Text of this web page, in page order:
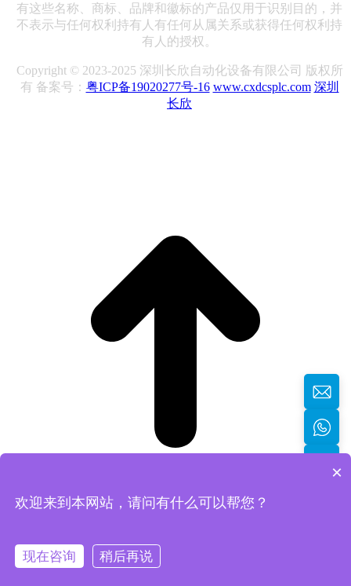
有这些名称、商标、品牌和徽标的产品仅用于识别目的，并
不表示与任何权利持有人有任何从属关系或获得任何权利持
有人的授权。
Copyright © 2023-2025 深圳长欣自动化设备有限公司 版权所
有 备案号： 粤ICP备19020277号-16 www.cxdcsplc.com 深圳
长欣
×
欢迎来到本网站，请问有什么可以帮您？
现在咨询 稍后再说